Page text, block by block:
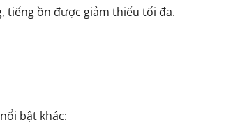
tiếng ồn được giảm thiểu tối đa.
bật khác: